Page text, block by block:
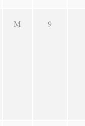
M 9